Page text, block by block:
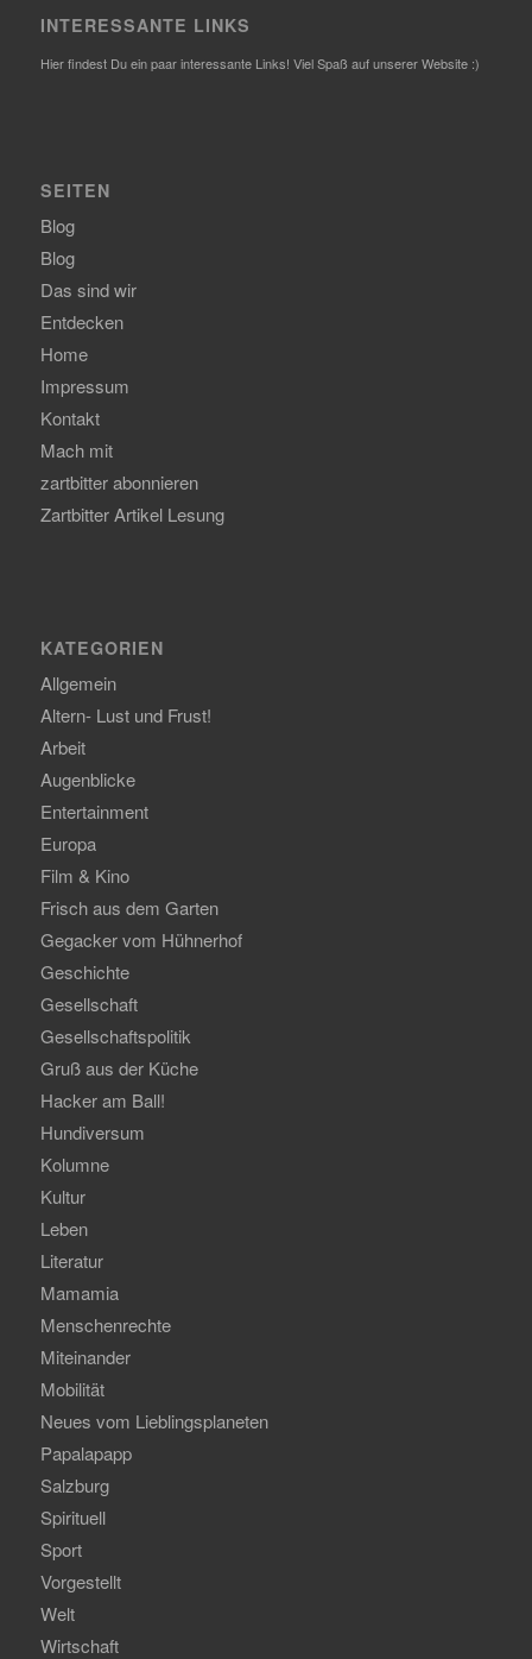
INTERESSANTE LINKS
Hier findest Du ein paar interessante Links! Viel Spaß auf unserer Website :)
SEITEN
Blog
Blog
Das sind wir
Entdecken
Home
Impressum
Kontakt
Mach mit
zartbitter abonnieren
Zartbitter Artikel Lesung
KATEGORIEN
Allgemein
Altern- Lust und Frust!
Arbeit
Augenblicke
Entertainment
Europa
Film & Kino
Frisch aus dem Garten
Gegacker vom Hühnerhof
Geschichte
Gesellschaft
Gesellschaftspolitik
Gruß aus der Küche
Hacker am Ball!
Hundiversum
Kolumne
Kultur
Leben
Literatur
Mamamia
Menschenrechte
Miteinander
Mobilität
Neues vom Lieblingsplaneten
Papalapapp
Salzburg
Spirituell
Sport
Vorgestellt
Welt
Wirtschaft